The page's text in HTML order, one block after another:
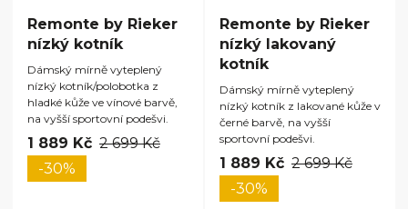
Remonte by Rieker
nízký kotník
Dámský mírně vyteplený
nízký kotník/polobotka z
hladké kůže ve vínové barvě,
na vyšší sportovní podešvi.
1 889 Kč 2 699 Kč
-30%
Remonte by Rieker
nízký lakovaný
kotník
Dámský mírně vyteplený
nízký kotník z lakované kůže v
černé barvě, na vyšší
sportovní podešvi.
1 889 Kč 2 699 Kč
-30%